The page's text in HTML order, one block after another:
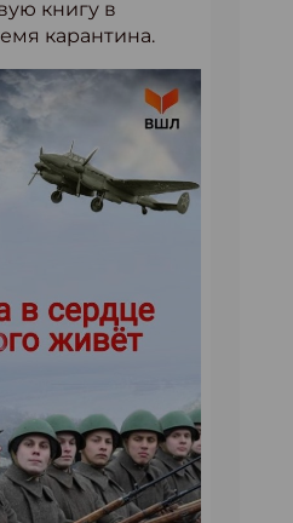
книгу в
карантина.